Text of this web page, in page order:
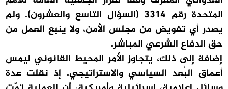
المتحدة رقم 3314 (السؤال التاسع والعشرون). ولم
يصدر أي تفويض من مجلس الأمن، ولا ينبع العمل من
حق الدفاع الشرعي المباشر.
إضافة إلى ذلك، يتجاوز الأمر المحيط القانوني ليمس
أعماق البُعد السياسي والاستراتيجي. إذ نقلت عدة